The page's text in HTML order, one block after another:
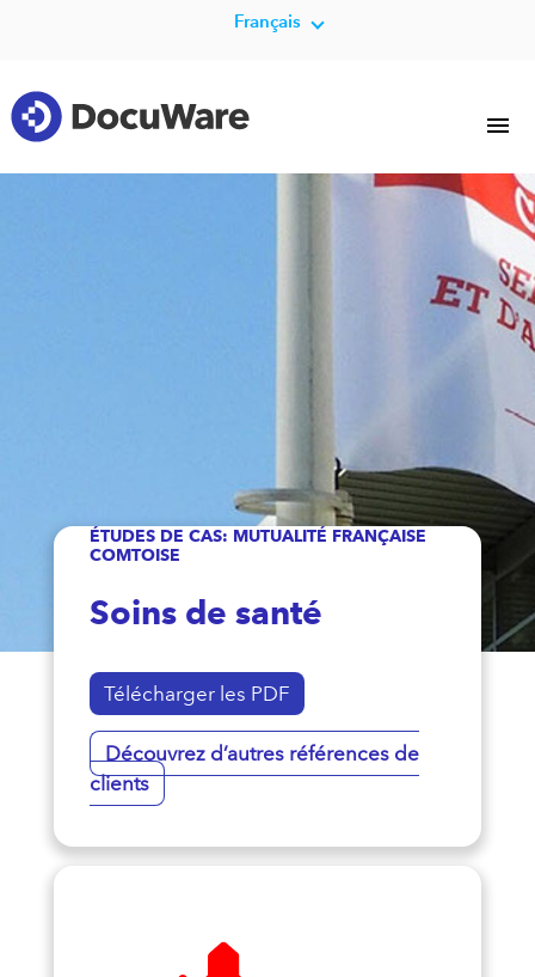
Français
ÉTUDES DE CAS: MUTUALITÉ FRANÇAISE
COMTOISE
Soins de santé
Télécharger les PDF
Découvrez d’autres références de
clients